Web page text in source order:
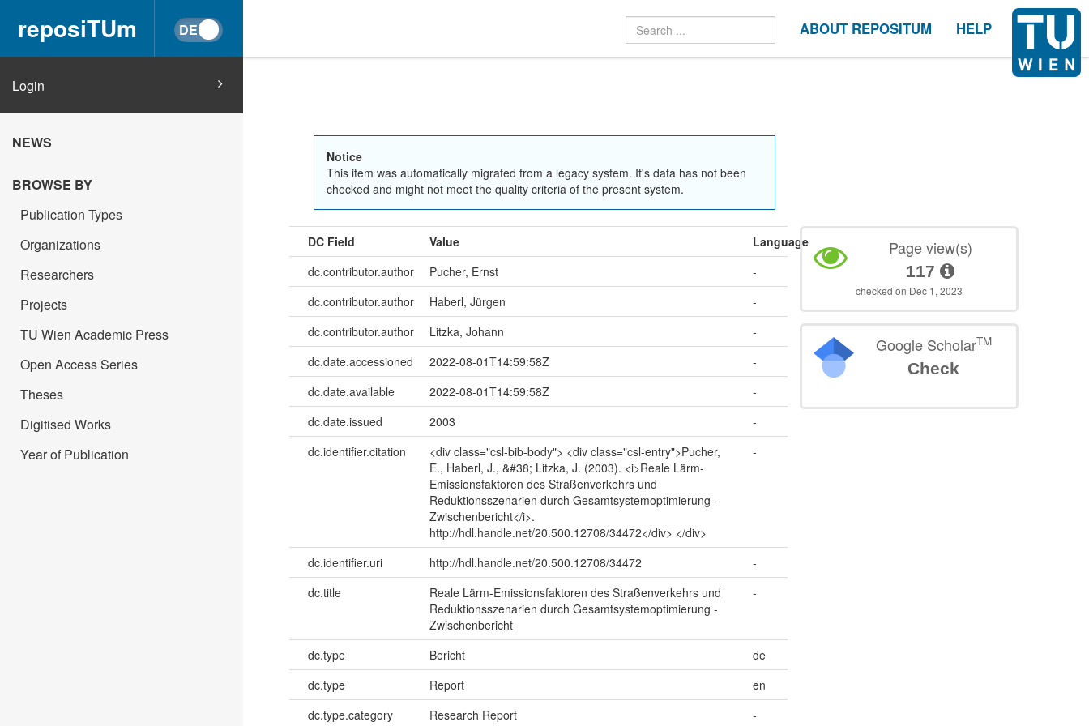
reposiTUm ABOUT REPOSITUM HELP
Login
NEWS
BROWSE BY
Publication Types
Organizations
Researchers
Projects
TU Wien Academic Press
Open Access Series
Theses
Digitised Works
Year of Publication
Notice
This item was automatically migrated from a legacy system. It's data has not been
checked and might not meet the quality criteria of the present system.
DC Field Value
Language
dc.contributor.author
Pucher, Ernst
-
dc.contributor.author
Haberl, Jürgen
-
dc.contributor.author
Litzka, Johann
-
dc.date.accessioned
2022-08-01T14:59:58Z
-
dc.date.available
2022-08-01T14:59:58Z
-
dc.date.issued
2003
-
dc.identifier.citation
<div class="csl-bib-body"> <div class="csl-entry">Pucher,
E., Haberl, J., &#38; Litzka, J. (2003). <i>Reale Lärm-
Emissionsfaktoren des Straßenverkehrs und
Reduktionsszenarien durch Gesamtsystemoptimierung -
Zwischenbericht</i>.
http://hdl.handle.net/20.500.12708/34472</div> </div>
-
dc.identifier.uri http://hdl.handle.net/20.500.12708/34472
-
dc.title
Reale Lärm-Emissionsfaktoren des Straßenverkehrs und
Reduktionsszenarien durch Gesamtsystemoptimierung -
Zwischenbericht
-
dc.type Bericht
de
dc.type
Report
en
dc.type.category
Research Report
-
Page view(s)
117
checked on Dec 1, 2023
Google ScholarTM
Check